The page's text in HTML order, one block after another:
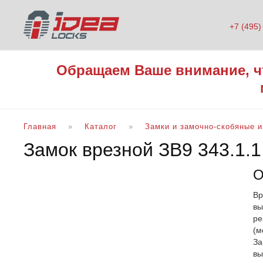
+7 (495)
Обращаем Ваше внимание,
Главная Каталог Замки и замочно-скобяные
Замок врезной ЗВ9 343.1.1